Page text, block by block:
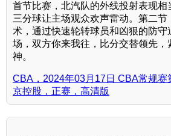
首节比赛，北汽队的外线投射表现相
三分球让主场观众欢声雷动。第二
术，通过快速轮转球员和凶狠的防守
场，双方你来我往，比分交替领先，
神。
CBA，2024年03月17日 CBA常规赛
京控股，正赛，高清版